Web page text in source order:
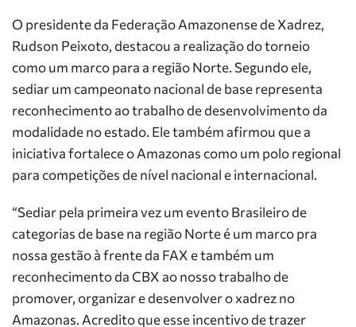
O presidente da Federação Amazonense de Xadrez,
Rudson Peixoto, destacou a realização do torneio
como um marco para a região Norte. Segundo ele,
sediar um campeonato nacional de base representa
reconhecimento ao trabalho de desenvolvimento da
modalidade no estado. Ele também afirmou que a
iniciativa fortalece o Amazonas como um polo regional
para competições de nível nacional e internacional.
“Sediar pela primeira vez um evento Brasileiro de
categorias de base na região Norte é um marco pra
nossa gestão à frente da FAX e também um
reconhecimento da CBX ao nosso trabalho de
promover, organizar e desenvolver o xadrez no
Amazonas. Acredito que esse incentivo de trazer